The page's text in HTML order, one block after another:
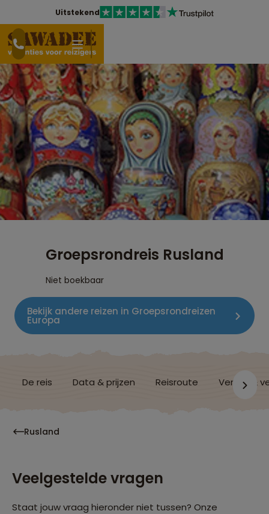
Uitstekend
Groepsrondreis Rusland
Niet boekbaar
Bekijk andere reizen in Groepsrondreizen
Europa
De reis Data & prijzen Reisroute Verblijf &
Rusland
Veelgestelde vragen
Staat jouw vraag hieronder niet tussen? Onze